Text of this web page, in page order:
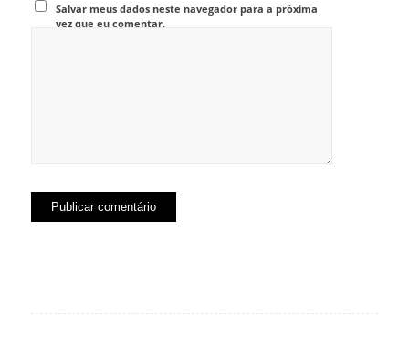
Salvar meus dados neste navegador para a próxima
vez que eu comentar.